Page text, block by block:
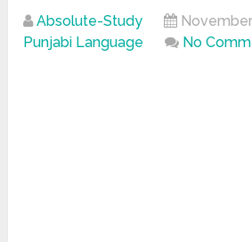
Absolute-Study
Punjabi Language
No